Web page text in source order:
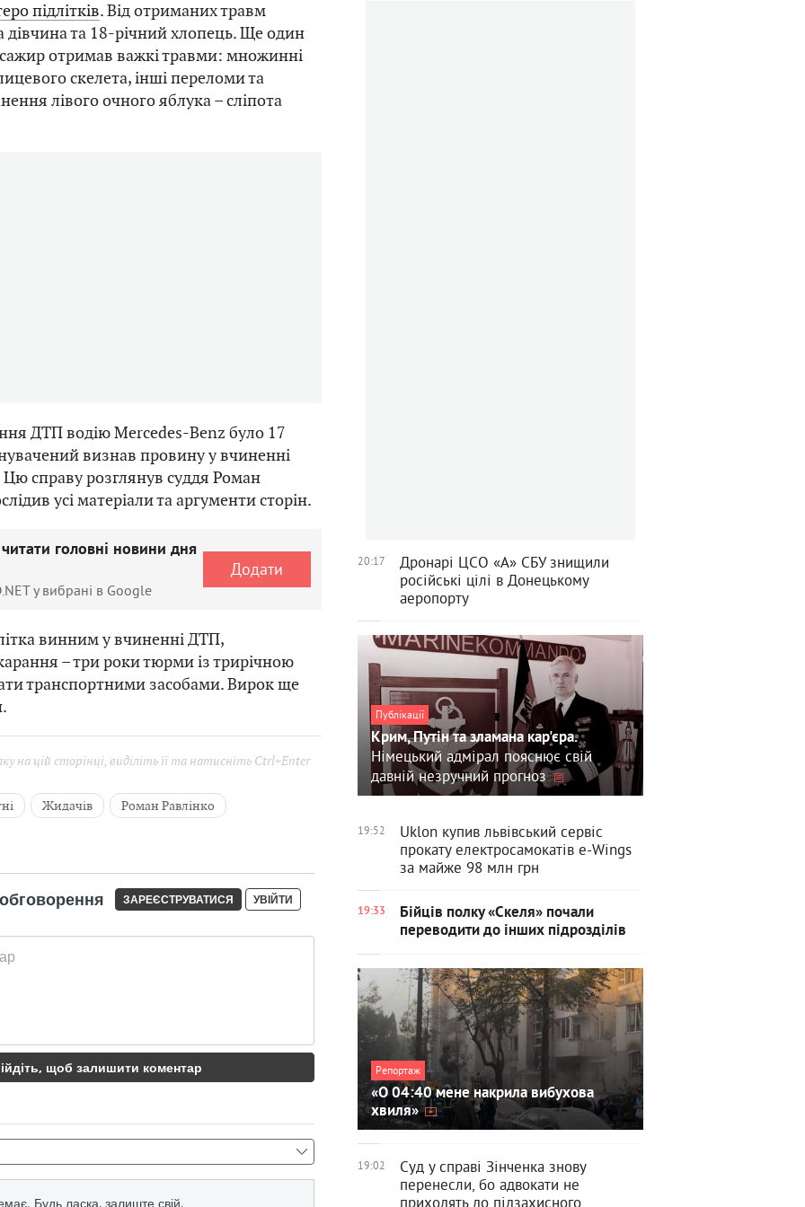
підлітків. Від отриманих травм
дівчина та 18-річний хлопець. Ще один
отримав важкі травми: множинні
скелета, інші переломи та
лівого очного яблука – сліпота
ДТП водію Mercedes-Benz було 17
визнав провину у вчиненні
справу розглянув суддя Роман
усі матеріали та аргументи сторін.
головні новини дня
у вибрані в Google
Додати
винним у вчиненні ДТП,
– три роки тюрми із трирічною
транспортними засобами. Вирок ще
на цій сторінці, виділіть її та натисніть Ctrl+Enter
Жидачів Роман Равлінко
20:17
Дронарі ЦСО «А» СБУ знищили
російські цілі в Донецькому
аеропорту
Публікації
Крим, Путін та зламана кар'єра.
Німецький адмірал пояснює свій
давній незручний прогноз
19:52
Uklon купив львівський сервіс
прокату електросамокатів e-Wings
за майже 98 млн грн
19:33
Бійців полку «Скеля» почали
переводити до інших підрозділів
Репортаж
«О 04:40 мене накрила вибухова
хвиля»
19:02
Суд у справі Зінченка знову
перенесли, бо адвокати не
приходять до підзахисного